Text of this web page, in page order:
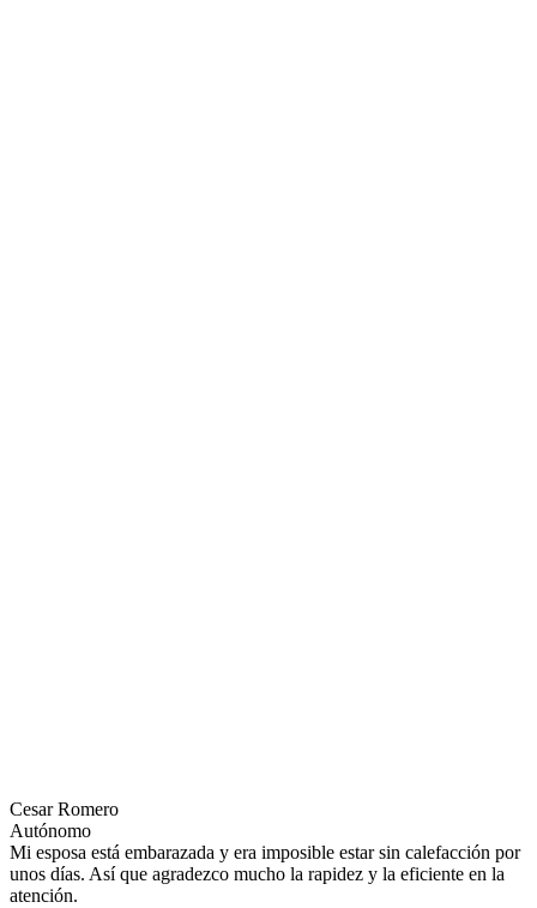
Cesar Romero
Autónomo
Mi esposa está embarazada y era imposible estar sin calefacción por
unos días. Así que agradezco mucho la rapidez y la eficiente en la
atención.